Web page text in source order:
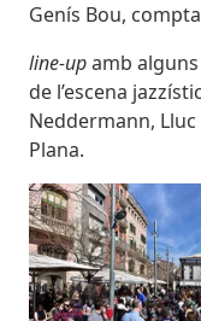
Genís Bou,
line-upamb
de l’escena
Neddermann,
Plana.
Imatges
Image